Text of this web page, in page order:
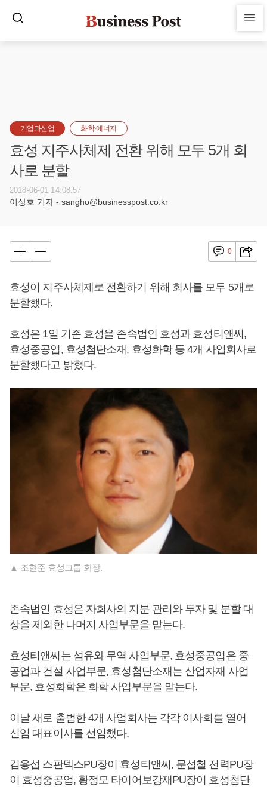
기업과산업 화학·에너지
효성 지주사체제 전환 위해 모두 5개 회
사로 분할
2018-06-01 14:08:57
이상호 기자 - sangho@businesspost.co.kr
0
효성이 지주사체제로 전환하기 위해 회사를 모두 5개로
분할했다.
효성은 1일 기존 효성을 존속법인 효성과 효성티앤씨,
효성중공업, 효성첨단소재, 효성화학 등 4개 사업회사로
분할했다고 밝혔다.
▲ 조현준 효성그룹 회장.
존속법인 효성은 자회사의 지분 관리와 투자 및 분할 대
상을 제외한 나머지 사업부문을 맡는다.
효성티앤씨는 섬유와 무역 사업부문, 효성중공업은 중
공업과 건설 사업부문, 효성첨단소재는 산업자재 사업
부문, 효성화학은 화학 사업부문을 맡는다.
이날 새로 출범한 4개 사업회사는 각각 이사회를 열어
신임 대표이사를 선임했다.
김용섭 스판덱스PU장이 효성티앤씨, 문섭철 전력PU장
이 효성중공업, 황정모 타이어보강재PU장이 효성첨단